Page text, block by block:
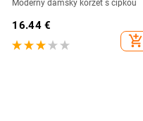
Moderný dámsky korzet s čipkou
16.44€
add_shopping_cart